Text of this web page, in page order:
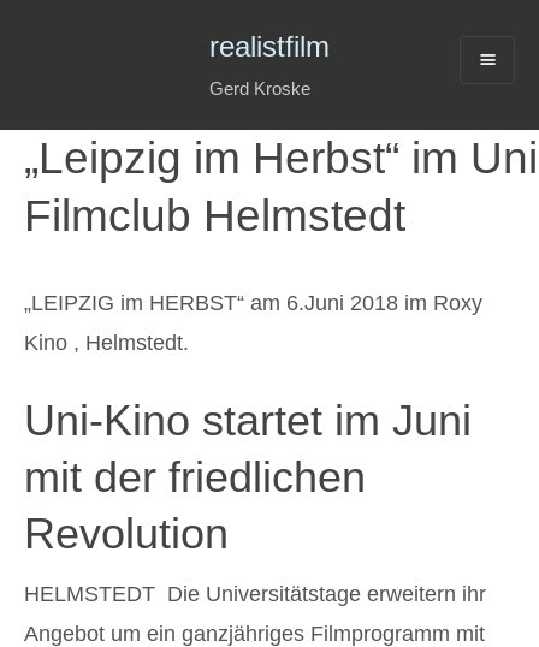
realistfilm
Gerd Kroske
„Leipzig im Herbst“ im Uni
Filmclub Helmstedt
„LEIPZIG im HERBST“ am 6.Juni 2018 im Roxy
Kino , Helmstedt.
Uni-Kino startet im Juni
mit der friedlichen
Revolution
HELMSTEDT Die Universitätstage erweitern ihr
Angebot um ein ganzjähriges Filmprogramm mit